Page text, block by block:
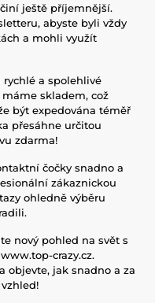
ještě příjemnější.
abyste byli vždy
a mohli využít
a spolehlivé
skladem, což
být expedována téměř
přesáhne určitou
zdarma!
čočky snadno a
zákaznickou
ohledně výběru
nový pohled na svět s
crazy.cz.
objevte, jak snadno a za